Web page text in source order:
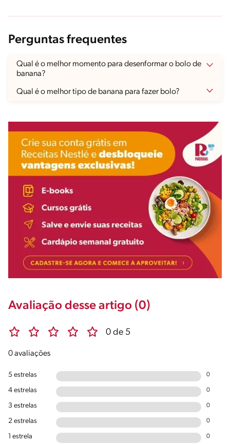
Perguntas frequentes
Qual é o melhor momento para desenformar o bolo de
banana?
Qual é o melhor tipo de banana para fazer bolo?
Avaliação desse artigo (0)
0 de 5
0 avaliações
5 estrelas 0
4 estrelas 0
3 estrelas 0
2 estrelas 0
1 estrela 0